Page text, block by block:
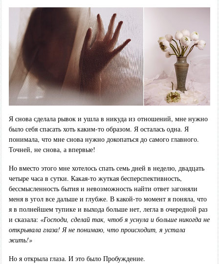
Я снова сделала рывок и ушла в никуда из отношений, мне нужно
было себя спасать хоть каким-то образом. Я осталась одна. Я
понимала, что мне снова нужно докопаться до самого главного.
Точней, не снова, а впервые!
Но вместо этого мне хотелось спать семь дней в неделю, двадцать
четыре часа в сутки. Какая-то жуткая бесперспективность,
бессмысленность бытия и невозможность найти ответ загоняли
меня в угол все дальше и глубже. В какой-то момент я поняла, что
я в полнейшем тупике и выхода больше нет, легла в очередной раз
и сказала: «Господи, сделай так, чтоб я уснула и больше никогда не
открывала глаза! Я не понимаю, что происходит, я устала
жить!»
Но я открыла глаза. И это было Пробуждение.